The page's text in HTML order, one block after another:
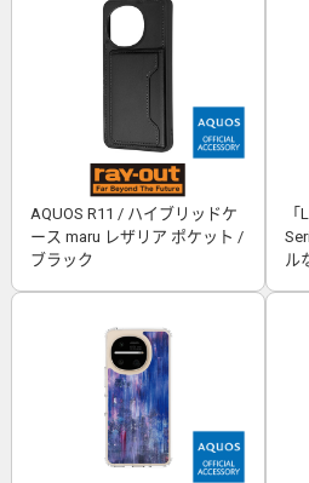
AQUOS R11 / ハイブリッドケ
ース maru レザリア ポケット /
ブラック
ル